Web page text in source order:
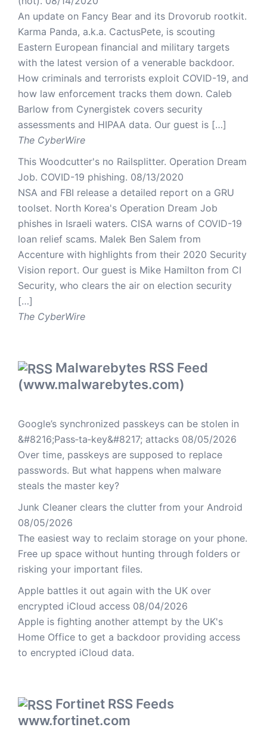
An update on Fancy Bear and its Drovorub rootkit.
Karma Panda, a.k.a. CactusPete, is scouting
Eastern European financial and military targets
with the latest version of a venerable backdoor.
How criminals and terrorists exploit COVID-19, and
how law enforcement tracks them down. Caleb
Barlow from Cynergistek covers security
assessments and HIPAA data. Our guest is […]
The CyberWire
This Woodcutter's no Railsplitter. Operation Dream
Job. COVID-19 phishing. 08/13/2020
NSA and FBI release a detailed report on a GRU
toolset. North Korea's Operation Dream Job
phishes in Israeli waters. CISA warns of COVID-19
loan relief scams. Malek Ben Salem from
Accenture with highlights from their 2020 Security
Vision report. Our guest is Mike Hamilton from CI
Security, who clears the air on election security
[…]
The CyberWire
Malwarebytes RSS Feed
(www.malwarebytes.com)
Google’s synchronized passkeys can be stolen in
&#8216;Pass‑ta‑key&#8217; attacks 08/05/2026
Over time, passkeys are supposed to replace
passwords. But what happens when malware
steals the master key?
Junk Cleaner clears the clutter from your Android
08/05/2026
The easiest way to reclaim storage on your phone.
Free up space without hunting through folders or
risking your important files.
Apple battles it out again with the UK over
encrypted iCloud access 08/04/2026
Apple is fighting another attempt by the UK's
Home Office to get a backdoor providing access
to encrypted iCloud data.
Fortinet RSS Feeds
www.fortinet.com